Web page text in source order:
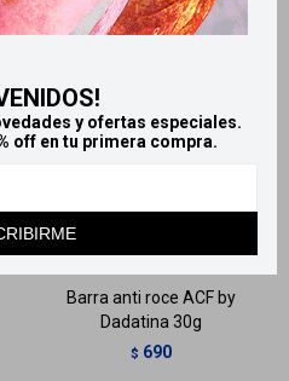
y ofertas especiales.
off en tu primera compra.
Barra anti roce ACF by
Dadatina 30g
$ 690